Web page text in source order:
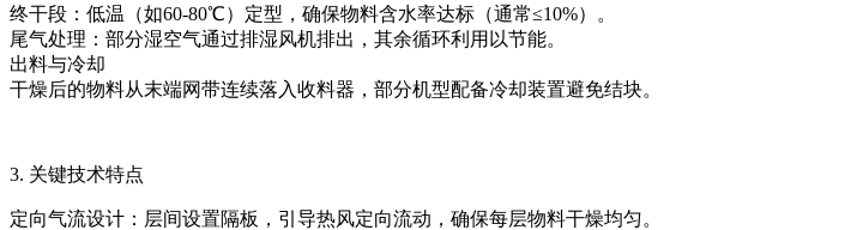
终干段：低温（如60-80℃）定型，确保物料含水率达标（通常≤10%）。
尾气处理：部分湿空气通过排湿风机排出，其余循环利用以节能。
出料与冷却
干燥后的物料从末端网带连续落入收料器，部分机型配备冷却装置避免结块。
3. 关键技术特点
定向气流设计：层间设置隔板，引导热风定向流动，确保每层物料干燥均匀。